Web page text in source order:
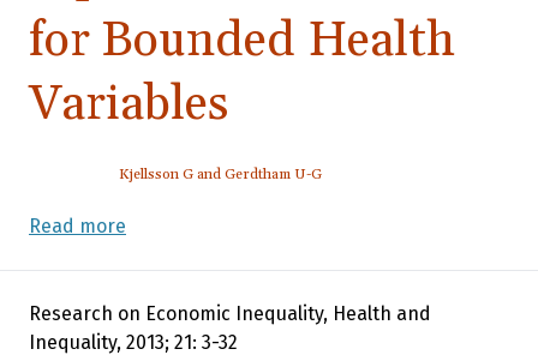
for Bounded Health
Variables
Kjellsson G and Gerdtham U-G
Read more
Research on Economic Inequality, Health and
Inequality, 2013; 21: 3-32